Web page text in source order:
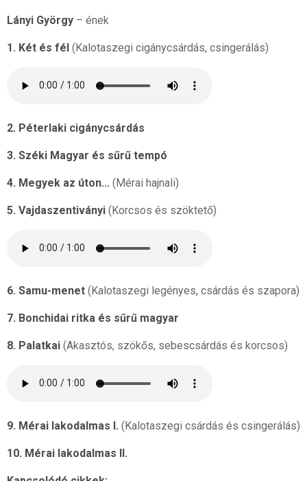
Lányi György– ének
1. Két és fél (Kalotaszegi cigánycsárdás, csingerálás)
2. Péterlaki cigánycsárdás
3. Széki Magyar és sűrű tempó
4. Megyek az úton... (Mérai hajnali)
5. Vajdaszentiványi (Korcsos és szöktető)
6. Samu-menet(Kalotaszegi legényes, csárdás és szapora)
7. Bonchidai ritka és sűrű magyar
8. Palatkai (Akasztós, szökős, sebescsárdás és korcsos)
9. Mérai lakodalmas I. (Kalotaszegi csárdás és csingerálás)
10. Mérai lakodalmas II.